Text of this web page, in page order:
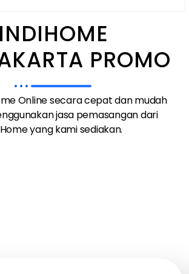
INDIHOME
PROMO
Online secara cepat dan mudah
jasa pemasangan dari
yang kami sediakan.